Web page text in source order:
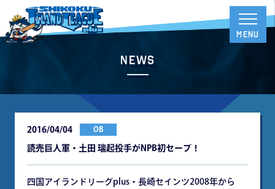
News
2016/04/04 OB
読売巨人軍・土田 瑞起投手がNPB初セーブ！
四国アイランドリーグplus・長崎セインツ2008年から